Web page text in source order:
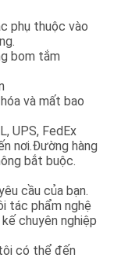
phụ thuộc vào
bom tắm
và mất bao
UPS, FedEx
nơi.Đường hàng
bắt buộc.
cầu của bạn.
tác phẩm nghệ
chuyên nghiệp
có thể đến